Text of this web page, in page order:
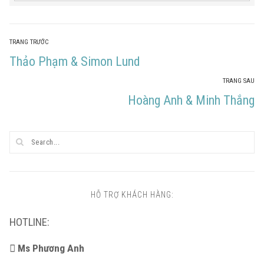
Điều
hướng
TRANG TRƯỚC
Trang
Thảo Phạm & Simon Lund
TRANG SAU
Trang
Hoàng Anh & Minh Thắng
HỖ TRỢ KHÁCH HÀNG:
HOTLINE:
Ms Phương Anh